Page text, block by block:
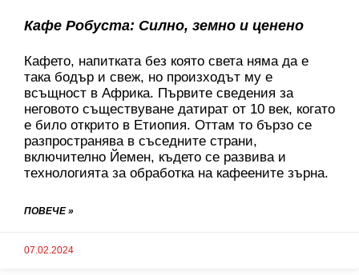
Кафе Робуста: Силно, земно и ценено
Кафето, напитката без която света няма да е
така бодър и свеж, но произходът му е
всъщност в Африка. Първите сведения за
неговото съществуване датират от 10 век, когато
е било открито в Етиопия. Оттам то бързо се
разпространява в съседните страни,
включително Йемен, където се развива и
технологията за обработка на кафеените зърна.
ПОВЕЧЕ »
07.02.2024